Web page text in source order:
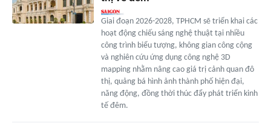
Giai đoạn 2026-2028, TPHCM sẽ triển khai các
hoạt động chiếu sáng nghệ thuật tại nhiều
công trình biểu tượng, không gian công cộng
và nghiên cứu ứng dụng công nghệ 3D
mapping nhằm nâng cao giá trị cảnh quan đô
thị, quảng bá hình ảnh thành phố hiện đại,
năng động, đồng thời thúc đẩy phát triển kinh
tế đêm.